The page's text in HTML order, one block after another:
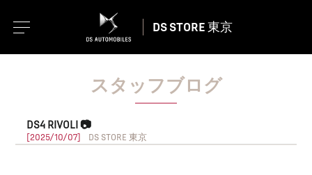
DS STORE 東京
スタッフブログ
DS4 RIVOLI 📷
[2025/10/07] DS STORE 東京